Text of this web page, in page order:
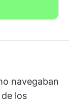
navegaban
los